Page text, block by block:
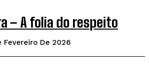
– A folia do respeito
Fevereiro De 2026